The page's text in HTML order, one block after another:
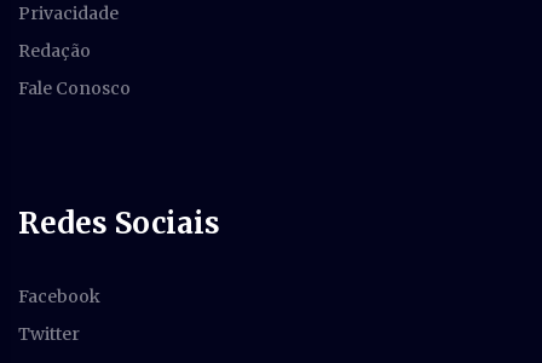
Privacidade
Redação
Fale Conosco
Redes Sociais
Facebook
Twitter